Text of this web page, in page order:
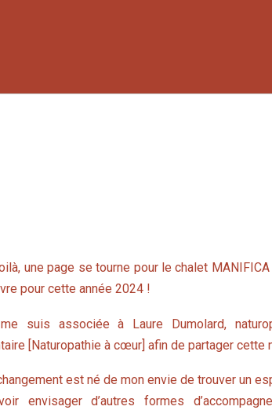
une page se tourne pour le chalet
pour cette année 2024 !
suis associée à Laure Dumolard,
[Naturopathie à cœur] afin de partager cette
est né de mon envie de trouver un
envisager d’autres formes